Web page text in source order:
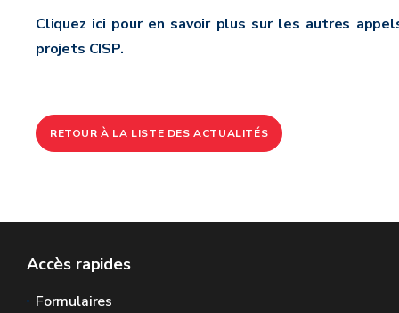
Cliquez ici pour en savoir plus sur les autres
projets CISP.
RETOUR À LA LISTE DES ACTUALITÉS
Accès rapides
Formulaires